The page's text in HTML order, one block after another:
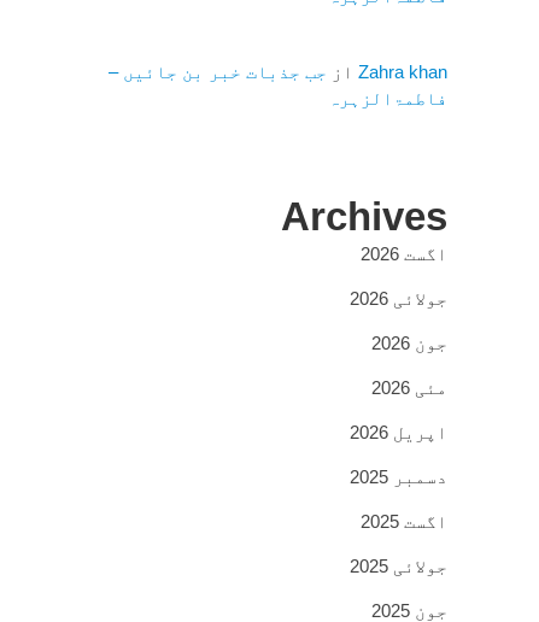
Zahra khanاز جب جذبات خبر بن جائیں –
فاطمۃالزہرہ
Archives
اگست 2026
جولائی 2026
جون 2026
مئی 2026
اپریل 2026
دسمبر 2025
اگست 2025
جولائی 2025
جون 2025